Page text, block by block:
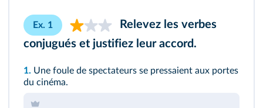
Ex. 1
Relevez les verbes
conjugués et justifiez leur accord.
1. Une foule de spectateurs se pressaient aux portes
du cinéma.